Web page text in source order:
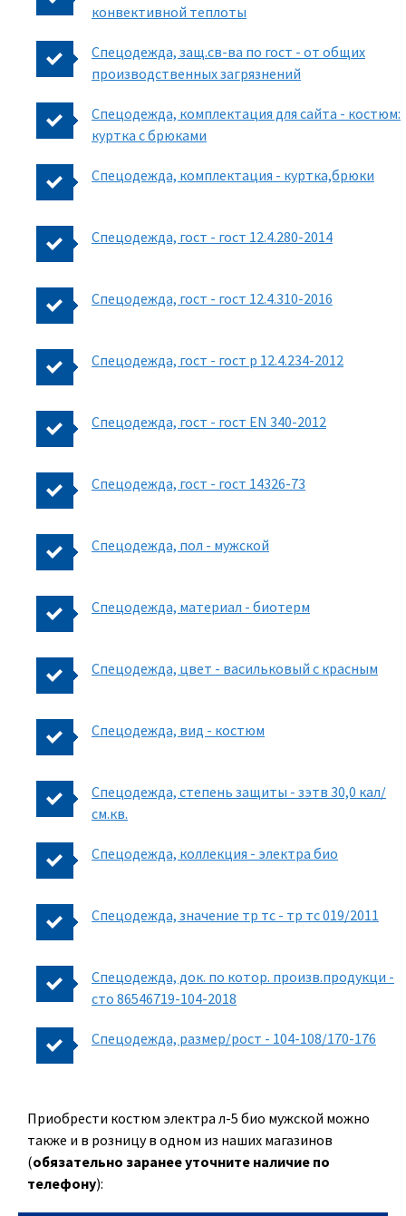
конвективной теплоты
Спецодежда, защ.св-ва по гост - от общих
производственных загрязнений
Спецодежда, комплектация для сайта - костюм:
куртка с брюками
Спецодежда, комплектация - куртка,брюки
Спецодежда, гост - гост 12.4.280-2014
Спецодежда, гост - гост 12.4.310-2016
Спецодежда, гост - гост р 12.4.234-2012
Спецодежда, гост - гост EN 340-2012
Спецодежда, гост - гост 14326-73
Спецодежда, пол - мужской
Спецодежда, материал - биотерм
Спецодежда, цвет - васильковый с красным
Спецодежда, вид - костюм
Спецодежда, степень защиты - зэтв 30,0 кал/
см.кв.
Спецодежда, коллекция - электра био
Спецодежда, значение тр тс - тр тс 019/2011
Спецодежда, док. по котор. произв.продукци -
сто 86546719-104-2018
Спецодежда, размер/рост - 104-108/170-176
Приобрести костюм электра л-5 био мужской можно
также и в розницу в одном из наших магазинов
(обязательно заранее уточните наличие по
телефону):